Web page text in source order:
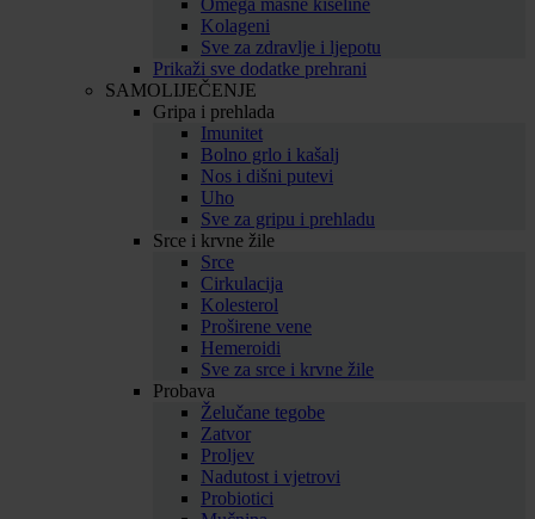
Omega masne kiseline
Kolageni
Sve za zdravlje i ljepotu
Prikaži sve dodatke prehrani
SAMOLIJEČENJE
Gripa i prehlada
Imunitet
Bolno grlo i kašalj
Nos i dišni putevi
Uho
Sve za gripu i prehladu
Srce i krvne žile
Srce
Cirkulacija
Kolesterol
Proširene vene
Hemeroidi
Sve za srce i krvne žile
Probava
Želučane tegobe
Zatvor
Proljev
Nadutost i vjetrovi
Probiotici